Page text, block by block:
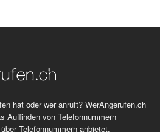
hat oder wer anruft? WerAngerufen.ch
Auffinden von Telefonnummern
Telefonnummern anbietet.